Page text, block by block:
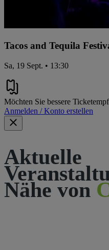
Tacos and Tequila
Sa, 19 Sept. • 13:30
Möchten Sie bessere
Anmelden / Konto erstellen
Aktuelle
Nähe von